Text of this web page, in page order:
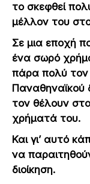
το σκεφθεί
μέλλον του
Σε μια εποχή
ένα σωρό
πάρα πολύ τον
Παναθηναϊκού
τον θέλουν
χρήματά του.
Και γι’ αυτό
να
διοίκηση.